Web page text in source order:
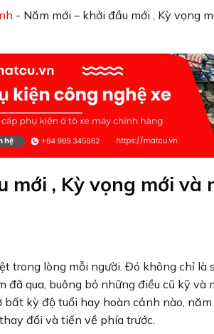
- Năm mới – khởi đầu mới , Kỳ vọng
mới , Kỳ vọng mới
trong lòng mỗi người. Đó không chỉ là
qua, buông bỏ những điều cũ kỹ và
bất kỳ độ tuổi hay hoàn cảnh nào,
đổi và tiến về phía trước.